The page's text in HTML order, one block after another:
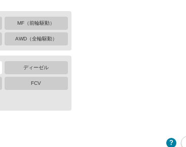
MF（前輪駆動）
AWD（全輪駆動）
ディーゼル
FCV